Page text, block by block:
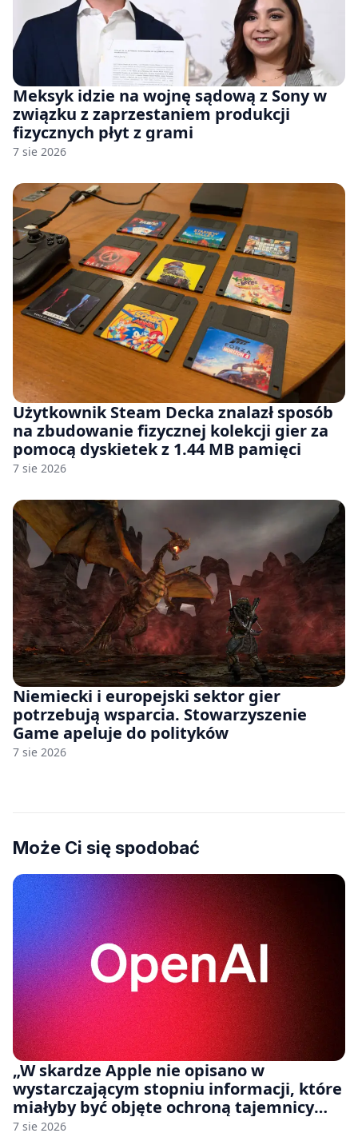
Meksyk idzie na wojnę sądową z Sony w
związku z zaprzestaniem produkcji
fizycznych płyt z grami
7 sie 2026
Użytkownik Steam Decka znalazł sposób
na zbudowanie fizycznej kolekcji gier za
pomocą dyskietek z 1.44 MB pamięci
7 sie 2026
Niemiecki i europejski sektor gier
potrzebują wsparcia. Stowarzyszenie
Game apeluje do polityków
7 sie 2026
Może Ci się spodobać
„W skardze Apple nie opisano w
wystarczającym stopniu informacji, które
miałyby być objęte ochroną tajemnicy
handlowej”. OpenAI żąda odrzucenia
7 sie 2026